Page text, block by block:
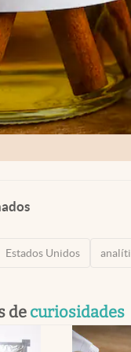
Estados Unidos
de curiosidades